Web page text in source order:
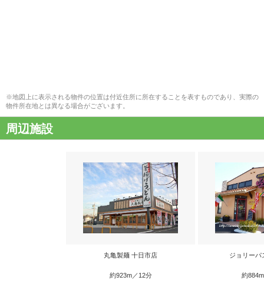
※地図上に表示される物件の位置は付近住所に所在することを表すものであり、実際の
物件所在地とは異なる場合がございます。
周辺施設
丸亀製麺 十日市店
約923m／12分
ジョリーパ
約